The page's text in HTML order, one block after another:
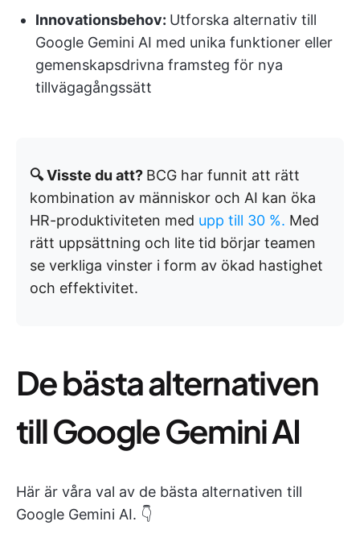
Innovationsbehov: Utforska alternativ till
Google Gemini AI med unika funktioner eller
gemenskapsdrivna framsteg för nya
tillvägagångssätt
🔍 Visste du att? BCG har funnit att rätt
kombination av människor och AI kan öka
HR-produktiviteten med upp till 30 %. Med
rätt uppsättning och lite tid börjar teamen
se verkliga vinster i form av ökad hastighet
och effektivitet.
De bästa alternativen
till Google Gemini AI
Här är våra val av de bästa alternativen till
Google Gemini AI. 👇